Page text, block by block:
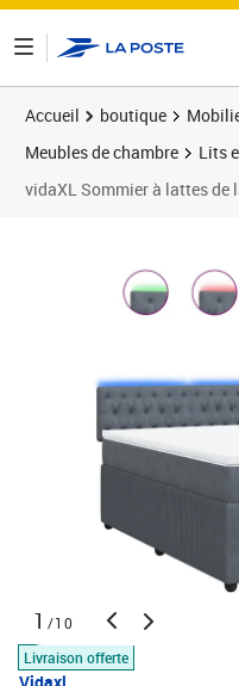
Accueil boutique
Meubles de chambre
Lits
vidaXL Sommier à lattes de
1 /10
Livraison offerte